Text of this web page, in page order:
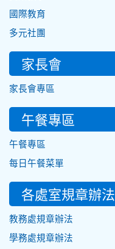
國際教育
多元社團
家長會
家長會專區
午餐專區
午餐專區
每日午餐菜單
各處室規章辦法
教務處規章辦法
學務處規章辦法